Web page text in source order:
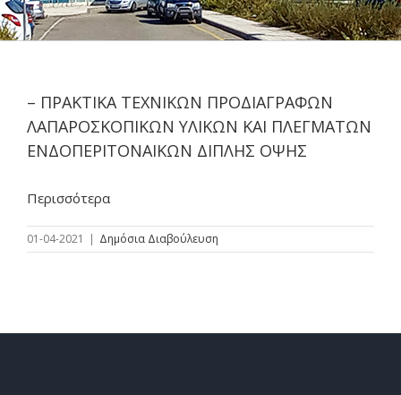
– ΠΡΑΚΤΙΚΑ ΤΕΧΝΙΚΩΝ ΠΡΟΔΙΑΓΡΑΦΩΝ
ΛΑΠΑΡΟΣΚΟΠΙΚΩΝ ΥΛΙΚΩΝ ΚΑΙ ΠΛΕΓΜΑΤΩΝ
ΕΝΔΟΠΕΡΙΤΟΝΑΙΚΩΝ ΔΙΠΛΗΣ ΟΨΗΣ
Περισσότερα
01-04-2021 | Δημόσια Διαβούλευση